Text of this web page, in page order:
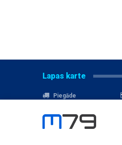
Lapas karte
Piegāde
Akcijas